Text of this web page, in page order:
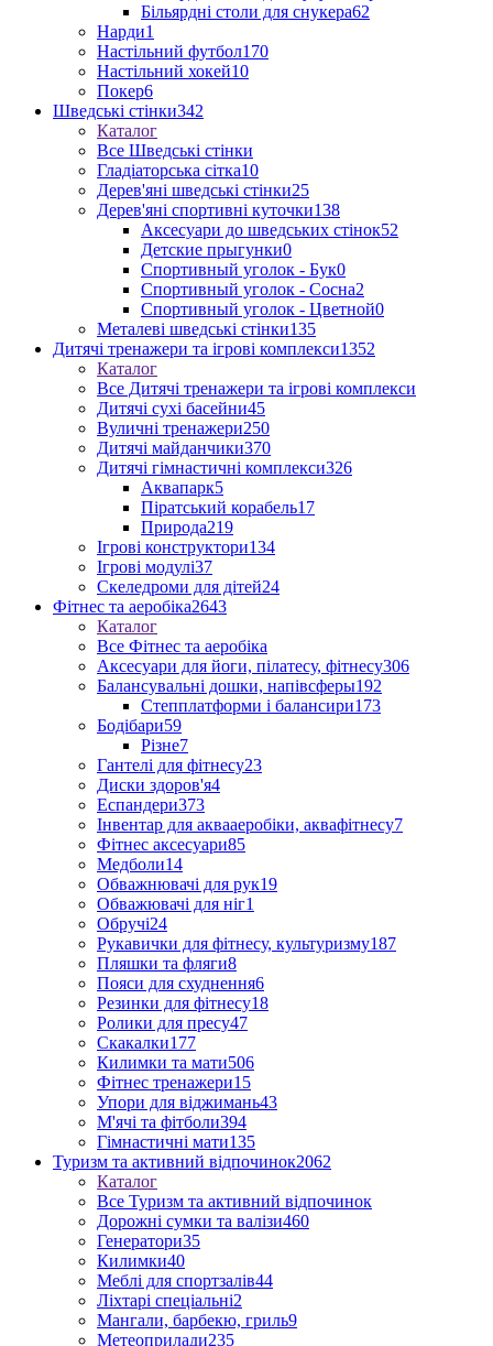
Більярдні столи для снукера62
Нарди1
Настільний футбол170
Настільний хокей10
Покер6
Шведські стінки342
Каталог
Все Шведські стінки
Гладіаторська сітка10
Дерев'яні шведські стінки25
Дерев'яні спортивні куточки138
Аксесуари до шведських стінок52
Детские прыгунки0
Спортивный уголок - Бук0
Спортивный уголок - Сосна2
Спортивный уголок - Цветной0
Металеві шведські стінки135
Дитячі тренажери та ігрові комплекси1352
Каталог
Все Дитячі тренажери та ігрові комплекси
Дитячі сухі басейни45
Вуличні тренажери250
Дитячі майданчики370
Дитячі гімнастичні комплекси326
Аквапарк5
Піратський корабель17
Природа219
Ігрові конструктори134
Ігрові модулі37
Скеледроми для дітей24
Фітнес та аеробіка2643
Каталог
Все Фітнес та аеробіка
Аксесуари для йоги, пілатесу, фітнесу306
Балансувальні дошки, напівсферы192
Степплатформи і балансири173
Бодібари59
Різне7
Гантелі для фітнесу23
Диски здоров'я4
Еспандери373
Інвентар для аквааеробіки, аквафітнесу7
Фітнес аксесуари85
Медболи14
Обважнювачі для рук19
Обважювачі для ніг1
Обручі24
Рукавички для фітнесу, культуризму187
Пляшки та фляги8
Пояси для схуднення6
Резинки для фітнесу18
Ролики для пресу47
Скакалки177
Килимки та мати506
Фітнес тренажери15
Упори для віджимань43
М'ячі та фітболи394
Гімнастичні мати135
Туризм та активний відпочинок2062
Каталог
Все Туризм та активний відпочинок
Дорожні сумки та валізи460
Генератори35
Килимки40
Меблі для спортзалів44
Ліхтарі спеціальні2
Мангали, барбекю, гриль9
Метеоприлади235